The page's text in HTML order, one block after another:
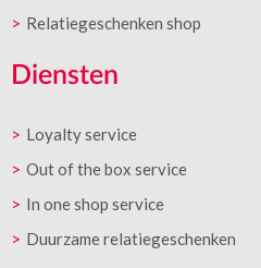
Relatiegeschenken shop
Diensten
Loyalty service
Out of the box service
In one shop service
Duurzame relatiegeschenken